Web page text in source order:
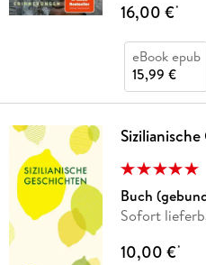
16,00 €*
eBook epub
15,99 €
Buch
Sofort
10,00 €*